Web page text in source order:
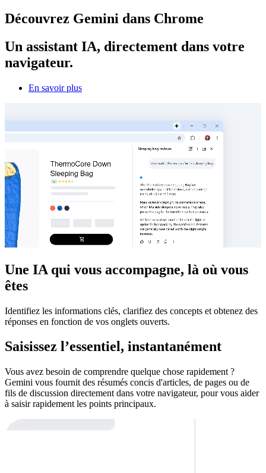
Découvrez Gemini dans Chrome
Un assistant IA, directement dans votre
navigateur.
En savoir plus
Une IA qui vous accompagne, là où vous
êtes
Identifiez les informations clés, clarifiez des concepts et obtenez des
réponses en fonction de vos onglets ouverts.
Saisissez l’essentiel, instantanément
Vous avez besoin de comprendre quelque chose rapidement ?
Gemini vous fournit des résumés concis d'articles, de pages ou de
fils de discussion directement dans votre navigateur, pour vous aider
à saisir rapidement les points principaux.